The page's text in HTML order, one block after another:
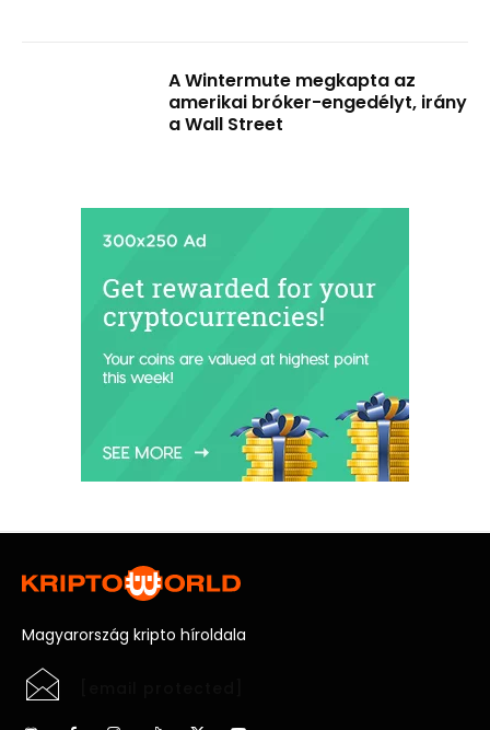
A Wintermute megkapta az
amerikai bróker-engedélyt, irány
a Wall Street
Magyarország kripto híroldala